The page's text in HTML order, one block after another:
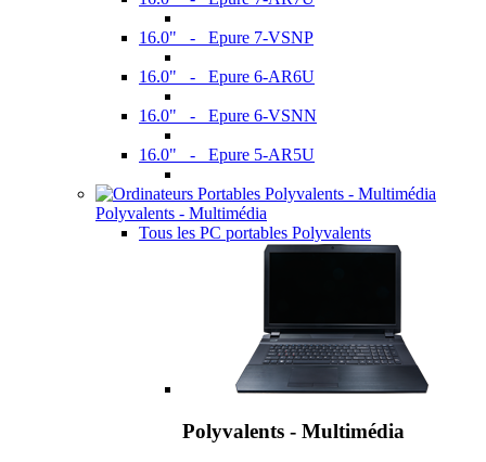
16.0" - Epure 7-VSNP
16.0" - Epure 6-AR6U
16.0" - Epure 6-VSNN
16.0" - Epure 5-AR5U
Polyvalents - Multimédia
Tous les PC portables Polyvalents
Polyvalents - Multimédia